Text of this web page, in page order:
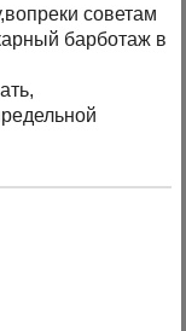
советам
барботаж в